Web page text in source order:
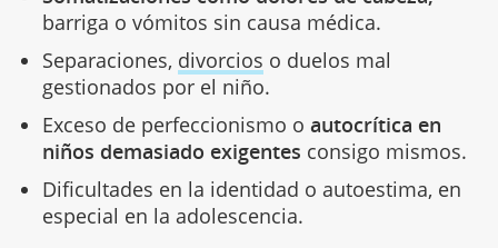
barriga o vómitos sin causa médica.
Separaciones, divorcios o duelos mal
gestionados por el niño.
Exceso de perfeccionismo o autocrítica en
niños demasiado exigentes consigo mismos.
Dificultades en la identidad o autoestima, en
especial en la adolescencia.